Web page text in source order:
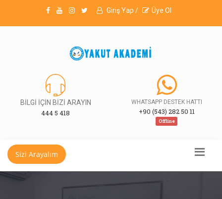
Giriş Yap / Üye Ol
BİLGİ İÇİN BİZİ ARAYIN
444 5 418
WHATSAPP DESTEK HATTI
+90 (543) 282 50 11
Offline
Sizi Arayalım